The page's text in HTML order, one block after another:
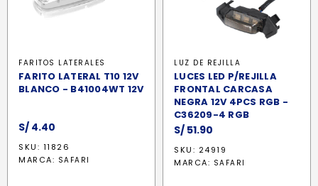
FARITOS LATERALES
FARITO LATERAL T10 12V
BLANCO - B41004WT 12V
S/ 4.40
SKU: 11826
MARCA: SAFARI
LUZ DE REJILLA
LUCES LED P/REJILLA
FRONTAL CARCASA
NEGRA 12V 4PCS RGB -
C36209-4 RGB
S/ 51.90
SKU: 24919
MARCA: SAFARI